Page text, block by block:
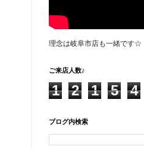
理念は岐阜市店も一緒です☆
ご来店人数♪
1 2 1 5 4
ブログ内検索